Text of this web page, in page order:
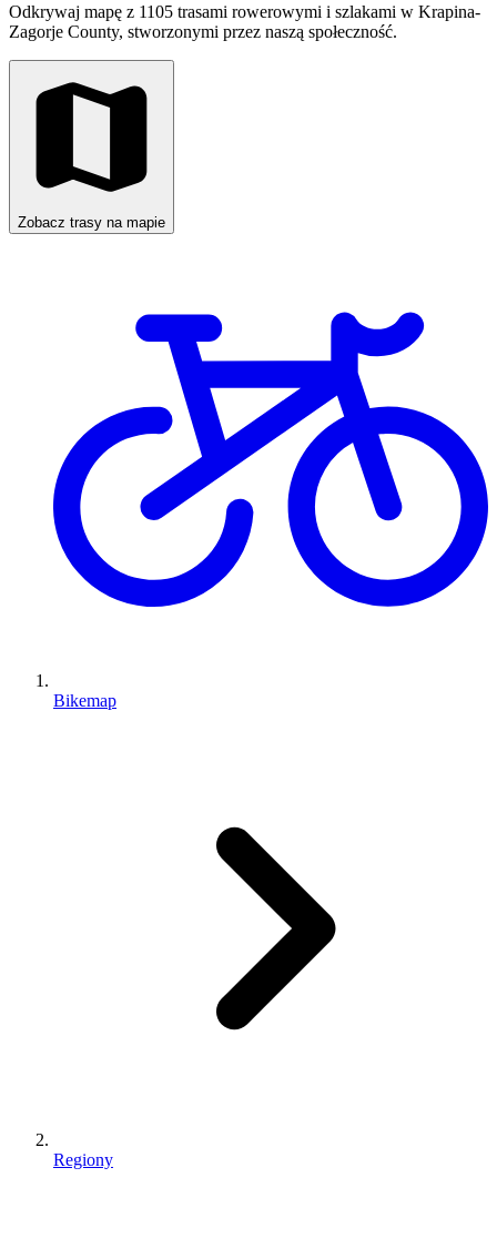
Odkrywaj mapę z 1105 trasami rowerowymi i szlakami w Krapina-
Zagorje County, stworzonymi przez naszą społeczność.
Zobacz trasy na mapie
Bikemap
Regiony